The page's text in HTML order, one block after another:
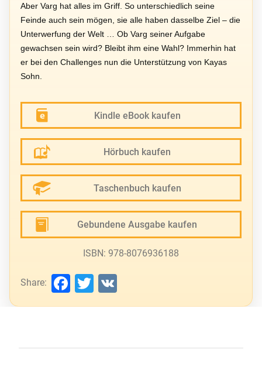
Aber Varg hat alles im Griff. So unterschiedlich seine
Feinde auch sein mögen, sie alle haben dasselbe Ziel – die
Unterwerfung der Welt … Ob Varg seiner Aufgabe
gewachsen sein wird? Bleibt ihm eine Wahl? Immerhin hat
er bei den Challenges nun die Unterstützung von Kayas
Sohn.
Kindle eBook kaufen
Hörbuch kaufen
Taschenbuch kaufen
Gebundene Ausgabe kaufen
ISBN: 978-8076936188
Share: Facebook
Twitter